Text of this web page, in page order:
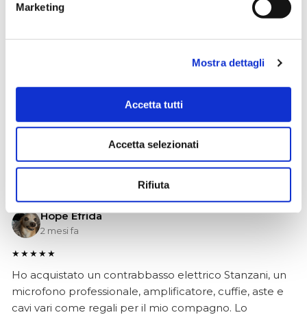
Marketing
Mostra dettagli
Accetta tutti
Accetta selezionati
Rifiuta
4.9★★★★★ Vedi su Google
super soddisfatto. Professionalità e gentilezza da parte
dello staff. Attrezzatura di qualità e buoni prezzi.
Hope Efrida
2 mesi fa
★★★★★
Ho acquistato un contrabbasso elettrico Stanzani, un
microfono professionale, amplificatore, cuffie, aste e
cavi vari come regali per il mio compagno. Lo